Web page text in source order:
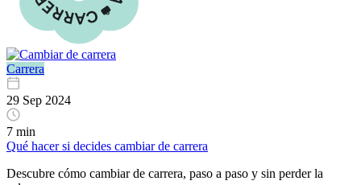
Carrera
29 Sep 2024
7 min
Qué hacer si decides cambiar de carrera
Descubre cómo cambiar de carrera, paso a paso y sin perder la